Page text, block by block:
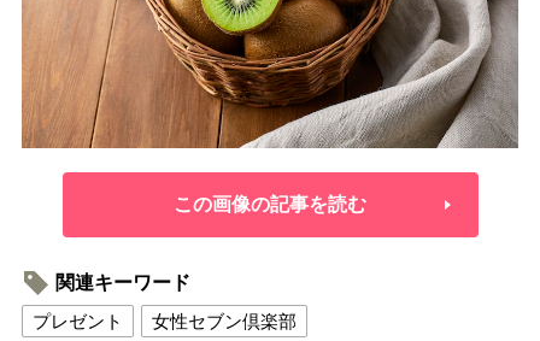
この画像の記事を読む
関連キーワード
プレゼント
女性セブン倶楽部